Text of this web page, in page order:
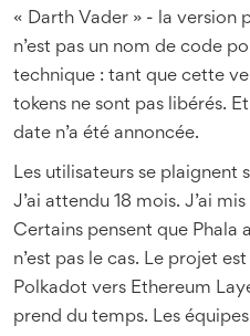
« Darth Vader » - la version
n’est pas un nom de code
technique : tant que cette
tokens ne sont pas libérés.
date n’a été annoncée.
Les utilisateurs se plaignent
J’ai attendu 18 mois. J’ai
Certains pensent que Phala
n’est pas le cas. Le projet
Polkadot vers Ethereum
prend du temps. Les